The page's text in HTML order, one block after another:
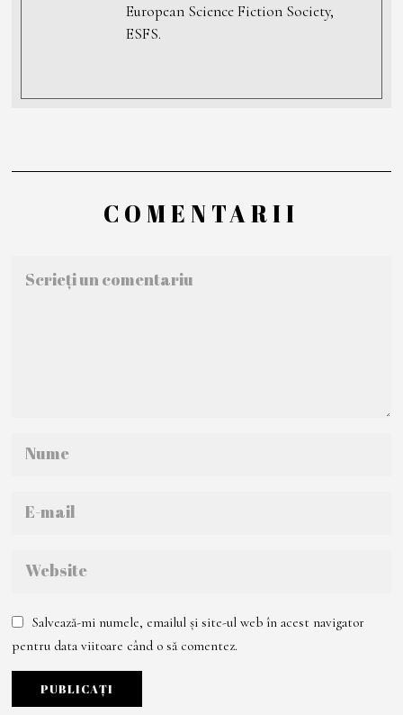
European Science Fiction Society,
ESFS.
COMENTARII
Salvează-mi numele, emailul și site-ul web în acest navigator
pentru data viitoare când o să comentez.